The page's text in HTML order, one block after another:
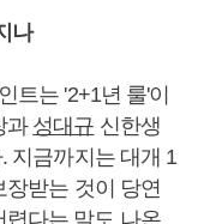
나
트는 '2+1년 룰'이
과 성대규 신한생
지금까지는 대개 1
장받는 것이 당연